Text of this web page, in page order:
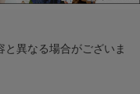
異なる場合がございま